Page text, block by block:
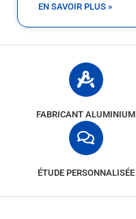
EN SAVOIR PLUS »
FABRICANT ALUMINIUM
ÉTUDE PERSONNALISÉE